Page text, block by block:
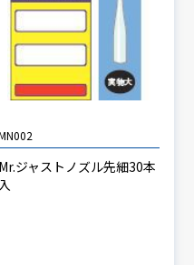
Mr.ジャストノズル先細30本